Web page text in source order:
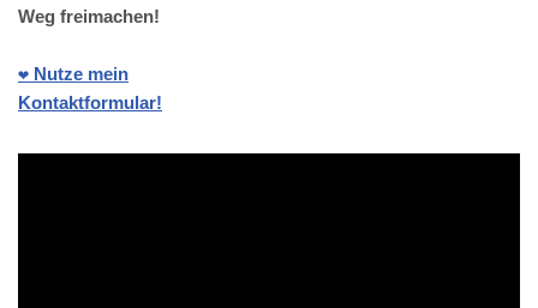
Weg freimachen!
❤️ Nutze mein
Kontaktformular!